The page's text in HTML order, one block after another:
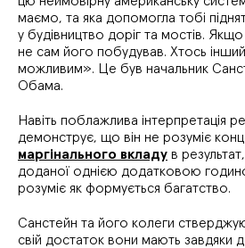
маємо, та яка допомогла тобі
у будівництво доріг та мостів.
не сам його побудував. Хтось
можливим». Це був начальник
Обама.
Навіть поблажлива інтерпретація
демонструє, що він не розуміє
маргінального вкладу в
доданої однією додатковою
розуміє як формується багатство.
Санстейн та його колеги
свій достаток вони мають завдяки